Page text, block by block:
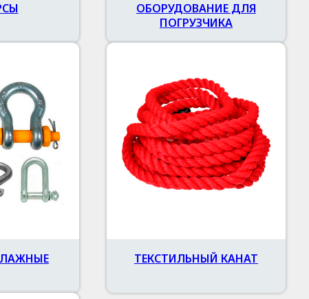
ОБОРУДОВАНИЕ ДЛЯ
ПОГРУЗЧИКА
ТЕКСТИЛЬНЫЙ КАНАТ